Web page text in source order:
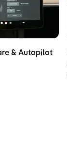
& Autopilot